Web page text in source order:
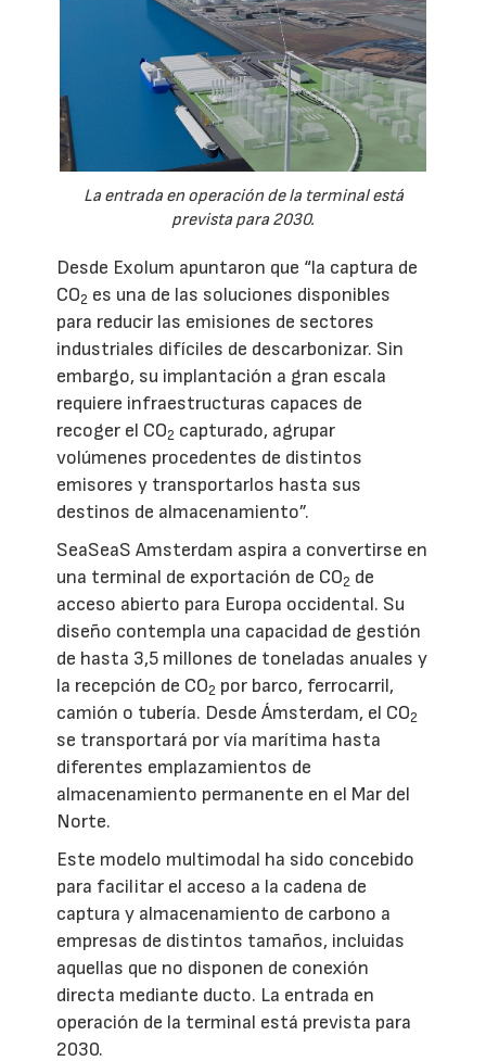
La entrada en operación de la terminal está
prevista para 2030.
Desde Exolum apuntaron que “la captura de
CO2 es una de las soluciones disponibles
para reducir las emisiones de sectores
industriales difíciles de descarbonizar. Sin
embargo, su implantación a gran escala
requiere infraestructuras capaces de
recoger el CO2 capturado, agrupar
volúmenes procedentes de distintos
emisores y transportarlos hasta sus
destinos de almacenamiento”.
SeaSeaS Amsterdam aspira a convertirse en
una terminal de exportación de CO2 de
acceso abierto para Europa occidental. Su
diseño contempla una capacidad de gestión
de hasta 3,5 millones de toneladas anuales y
la recepción de CO2 por barco, ferrocarril,
camión o tubería. Desde Ámsterdam, el CO2
se transportará por vía marítima hasta
diferentes emplazamientos de
almacenamiento permanente en el Mar del
Norte.
Este modelo multimodal ha sido concebido
para facilitar el acceso a la cadena de
captura y almacenamiento de carbono a
empresas de distintos tamaños, incluidas
aquellas que no disponen de conexión
directa mediante ducto. La entrada en
operación de la terminal está prevista para
2030.